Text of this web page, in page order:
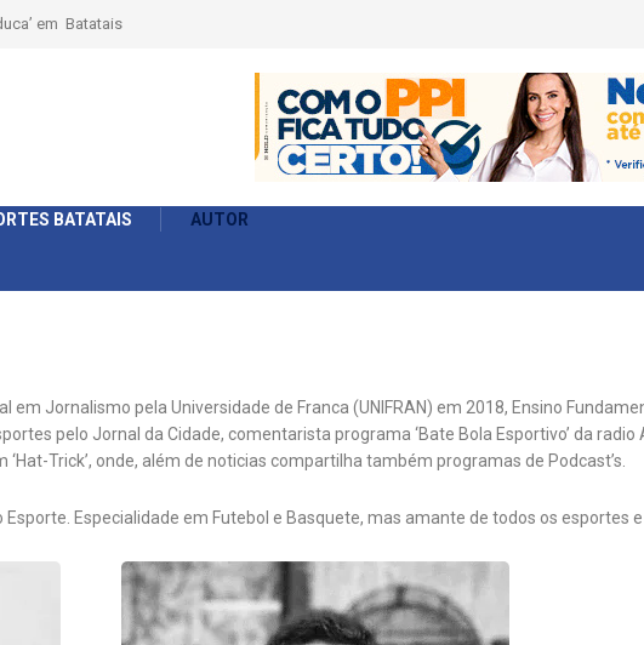
em Batatais
BATATAIS AUTOR
Jornalismo pela Universidade de Franca (UNIFRAN) em 2018, Ensino
pelo Jornal da Cidade, comentarista programa ‘Bate Bola Esportivo’ da
Trick’, onde, além de noticias compartilha também programas de Podcast’s.
Especialidade em Futebol e Basquete, mas amante de todos os esportes